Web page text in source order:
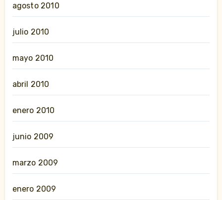
agosto 2010
julio 2010
mayo 2010
abril 2010
enero 2010
junio 2009
marzo 2009
enero 2009